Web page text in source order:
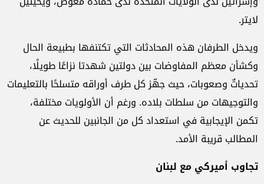
لايتر.
ويدخل الطرفان هذه المحادثات التي تكتنفها بطبيعة الحال
وكشأن معظم المفاوضات بين دولتين شهدتا نزاعًا طويلًا،
تحدياتٌ وصعوبات، حيث جهّز كل طرف أوراقه متسلحًا بالتعليمات
والتوجيهات من سلطات بلاده. ورغم أن الأولويات مختلفة،
تكمن الإيجابية في استعداد كل من الجانبين للحديث عن
المطالب قريبة الأمد.
تجاوب أميركي مع لبنان